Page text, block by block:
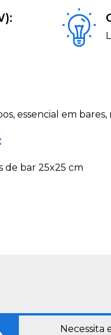
essencial em
de bar 25x25 cm
Necessita